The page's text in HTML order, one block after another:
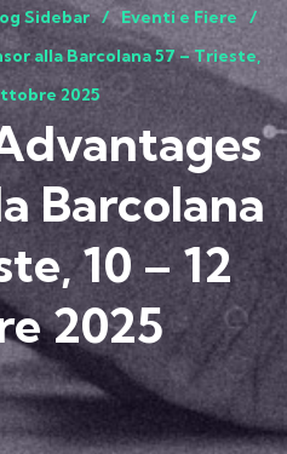
Sidebar
Eventi e Fiere
alla Barcolana 57 – Trieste,
2025​
Barcolana
10 – 12
2025​